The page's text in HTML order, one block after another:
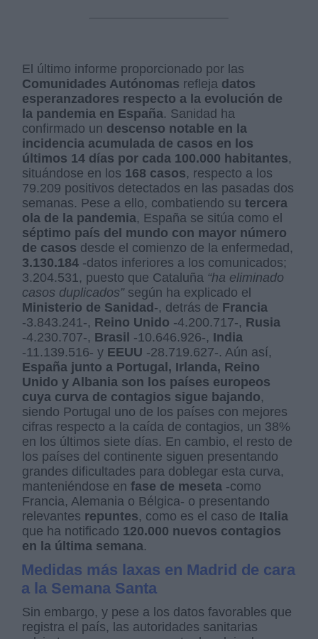
El último informe proporcionado por las
Comunidades Autónomas refleja datos
esperanzadores respecto a la evolución de
la pandemia en España. Sanidad ha
confirmado un descenso notable en la
incidencia acumulada de casos en los
últimos 14 días por cada 100.000 habitantes,
situándose en los 168 casos, respecto a los
79.209 positivos detectados en las pasadas dos
semanas. Pese a ello, combatiendo sutercera
ola de la pandemia, España se sitúa como el
séptimo país del mundo con mayor número
de casos desde el comienzo de la enfermedad,
3.130.184 -datos inferiores a los comunicados;
3.204.531, puesto que Cataluña “ha eliminado
casos duplicados”según ha explicado el
Ministerio de Sanidad-, detrás de Francia
-3.843.241-, Reino Unido -4.200.717-, Rusia
-4.230.707-, Brasil -10.646.926-, India
-11.139.516- y EEUU -28.719.627-. Aún así,
España junto a Portugal, Irlanda, Reino
Unido y Albania son los países europeos
cuya curva de contagios sigue bajando,
siendo Portugal uno de los países con mejores
cifras respecto a la caída de contagios, un 38%
en los últimos siete días. En cambio, el resto de
los países del continente siguen presentando
grandes dificultades para doblegar esta curva,
manteniéndose enfase de meseta -como
Francia, Alemania o Bélgica- o presentando
relevantes repuntes, como es el caso de Italia
que ha notificado 120.000 nuevos contagios
en la última semana.
Medidas más laxas en Madrid de cara
a la Semana Santa
Sin embargo, y pese a los datos favorables que
registra el país, las autoridades sanitarias